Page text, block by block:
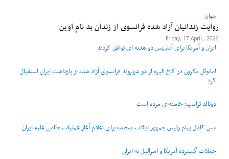
جهان
روایت زندانیان آزاد شده فرانسوی از زندان ‌بد نام اوین
Friday, 17 April , 2026
ایران و آمریکا برای آتش‌بس دو هفته‌ ای توافق کردند
امانوئل مکرون در کاخ الیزه از دو شهروند فرانسوی آزاد شده از بازداشت ایران استقبال
کرد
دونالد ترامپ: خامنه‌ای مرده است
متن کامل پیام رئیس جمهور ایالات متحده برای اعلام آغاز عملیات نظامی علیه ایران
حملات گسترده آمریکا و اسرائیل به ایران